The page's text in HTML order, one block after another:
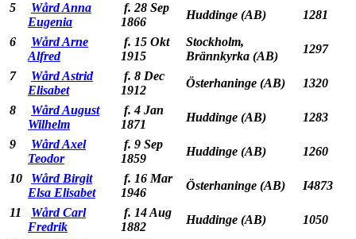
5
Wård Anna
Eugenia
f. 28 Sep
1866
Huddinge (AB)
1281
6
Wård Arne
Alfred
f. 15 Okt
1915
Stockholm,
Brännkyrka (AB)
1297
7
Wård Astrid
Elisabet
f. 8 Dec
1912
Österhaninge (AB)
1320
8
Wård August
Wilhelm
f. 4 Jan
1871
Huddinge (AB)
1283
9
Wård Axel
Teodor
f. 9 Sep
1859
Huddinge (AB)
1260
10
Wård Birgit
Elsa Elisabet
f. 16 Mar
1946
Österhaninge (AB)
I4873
11
Wård Carl
Fredrik
f. 14 Aug
1882
Huddinge (AB)
1050